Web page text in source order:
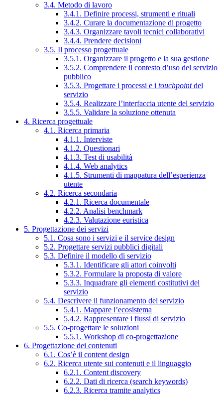
3.4. Metodo di lavoro
3.4.1. Definire processi, strumenti e rituali
3.4.2. Curare la documentazione di progetto
3.4.3. Organizzare tavoli tecnici collaborativi
3.4.4. Prendere decisioni
3.5. Il processo progettuale
3.5.1. Organizzare il progetto e la sua gestione
3.5.2. Comprendere il contesto d’uso del servizio
pubblico
3.5.3. Progettare i processi e i touchpointdel
servizio
3.5.4. Realizzare l’interfaccia utente del servizio
3.5.5. Validare la soluzione ottenuta
4. Ricerca progettuale
4.1. Ricerca primaria
4.1.1. Interviste
4.1.2. Questionari
4.1.3. Test di usabilità
4.1.4. Web analytics
4.1.5. Strumenti di mappatura dell’esperienza
utente
4.2. Ricerca secondaria
4.2.1. Ricerca documentale
4.2.2. Analisi benchmark
4.2.3. Valutazione euristica
5. Progettazione dei servizi
5.1. Cosa sono i servizi e il service design
5.2. Progettare servizi pubblici digitali
5.3. Definire il modello di servizio
5.3.1. Identificare gli attori coinvolti
5.3.2. Formulare la proposta di valore
5.3.3. Inquadrare gli elementi costitutivi del
servizio
5.4. Descrivere il funzionamento del servizio
5.4.1. Mappare l’ecosistema
5.4.2. Rappresentare i flussi di servizio
5.5. Co-progettare le soluzioni
5.5.1. Workshop di co-progettazione
6. Progettazione dei contenuti
6.1. Cos’è il content design
6.2. Ricerca utente sui contenuti e il linguaggio
6.2.1. Content discovery
6.2.2. Dati di ricerca (search keywords)
6.2.3. Ricerca tramite analytics